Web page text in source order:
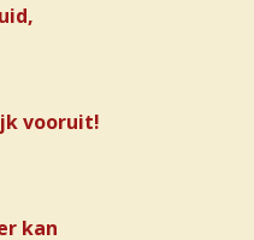
vooruit!
kan